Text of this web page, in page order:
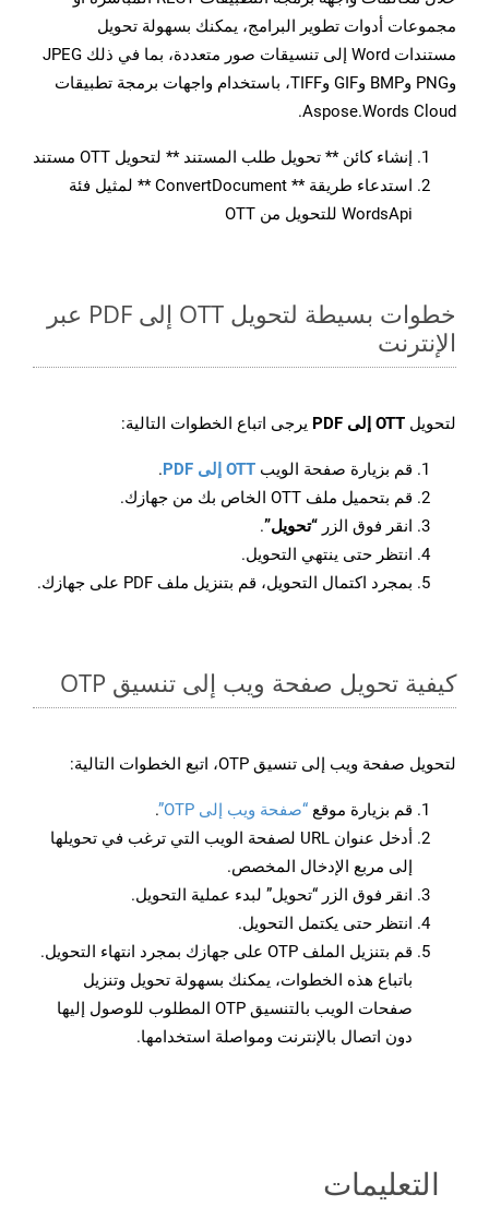
مجموعات أدوات تطوير البرامج، يمكنك بسهولة تحويل
مستندات Word إلى تنسيقات صور متعددة، بما في ذلك JPEG
وPNG وBMP وGIF وTIFF، باستخدام واجهات برمجة تطبيقات
Aspose.Words Cloud.
إنشاء كائن ** تحويل طلب المستند ** لتحويل OTT مستند
استدعاء طريقة ** ConvertDocument ** لمثيل فئة
WordsApi للتحويل من OTT
خطوات بسيطة لتحويل OTT إلى PDF عبر
الإنترنت
لتحويل OTT إلى PDF يرجى اتباع الخطوات التالية:
قم بزيارة صفحة الويب OTT إلى PDF
.
قم بتحميل ملف OTT الخاص بك من جهازك.
انقر فوق الزر “تحويل”.
انتظر حتى ينتهي التحويل.
بمجرد اكتمال التحويل، قم بتنزيل ملف PDF على جهازك.
كيفية تحويل صفحة ويب إلى تنسيق OTP
لتحويل صفحة ويب إلى تنسيق OTP، اتبع الخطوات التالية:
قم بزيارة موقع “صفحة ويب إلى OTP”
.
أدخل عنوان URL لصفحة الويب التي ترغب في تحويلها
إلى مربع الإدخال المخصص.
انقر فوق الزر “تحويل” لبدء عملية التحويل.
انتظر حتى يكتمل التحويل.
قم بتنزيل الملف OTP على جهازك بمجرد انتهاء التحويل.
باتباع هذه الخطوات، يمكنك بسهولة تحويل وتنزيل
صفحات الويب بالتنسيق OTP المطلوب للوصول إليها
دون اتصال بالإنترنت ومواصلة استخدامها.
التعليمات